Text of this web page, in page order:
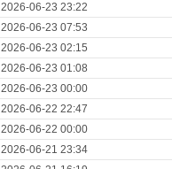
2026-06-23 23:22
2026-06-23 07:53
2026-06-23 02:15
2026-06-23 01:08
2026-06-23 00:00
2026-06-22 22:47
2026-06-22 00:00
2026-06-21 23:34